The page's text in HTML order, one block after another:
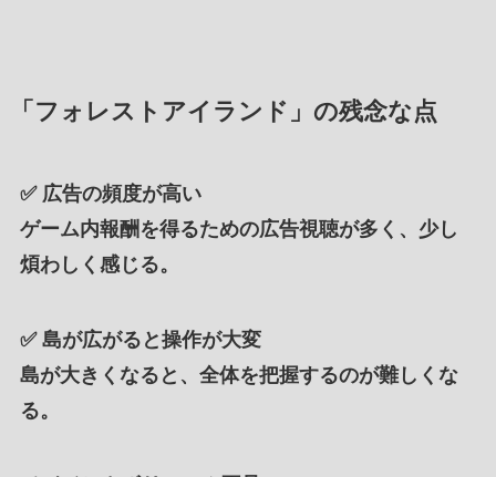
「フォレストアイランド」の残念な点
✅ 広告の頻度が高い
ゲーム内報酬を得るための広告視聴が多く、少し
煩わしく感じる。
✅ 島が広がると操作が大変
島が大きくなると、全体を把握するのが難しくな
る。